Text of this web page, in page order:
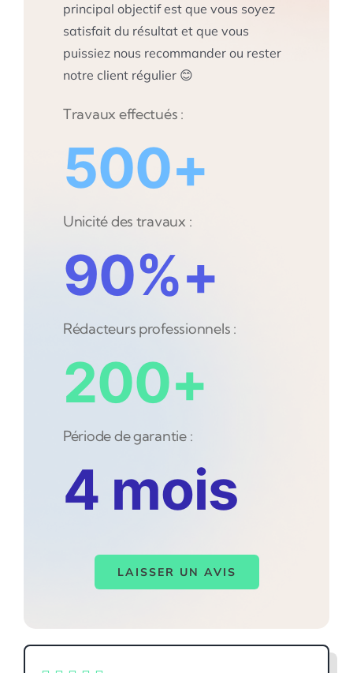
principal objectif est que vous soyez
satisfait du résultat et que vous
puissiez nous recommander ou rester
notre client régulier 😊
Travaux effectués :
500+
Unicité des travaux :
90%+
Rédacteurs professionnels :
200+
Période de garantie :
4 mois
LAISSER UN AVIS